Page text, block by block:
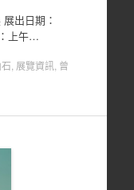
出日期：
上午…
展覽資訊 曾